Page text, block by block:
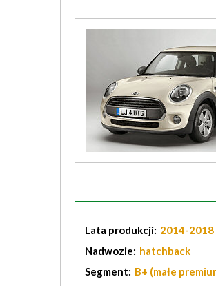
Lata produkcji: 2014-2018
Nadwozie: hatchback
Segment: B+ (małe